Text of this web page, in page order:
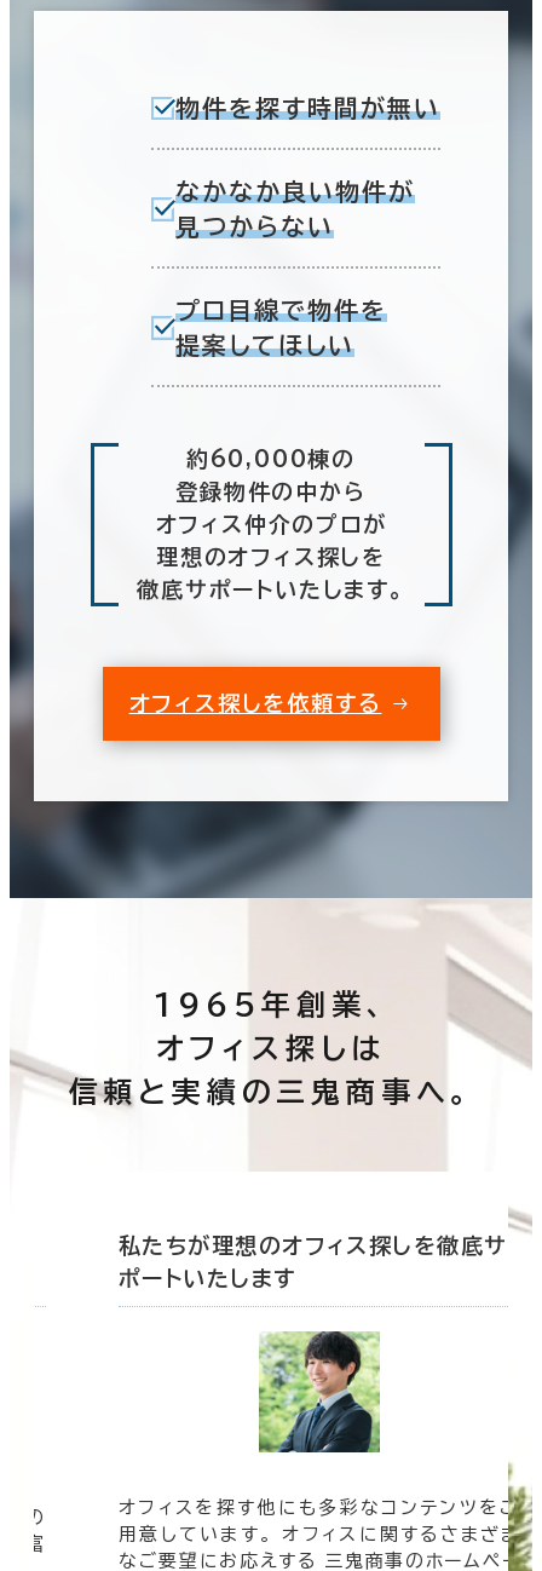
物件を探す時間が無い
なかなか良い物件が
見つからない
プロ目線で物件を
提案してほしい
約60,000棟の
登録物件の中から
オフィス仲介のプロが
理想のオフィス探しを
徹底サポートいたします。
オフィス探しを依頼する
1965年創業、
オフィス探しは
信頼と実績の三鬼商事へ。
の
豊富
私たちが理想のオフィス探しを徹底サ
ポートいたします
オフィスを探す他にも多彩なコンテンツをご
用意しています。 オフィスに関するさまざま
なご要望にお応えする 三鬼商事のホームペー